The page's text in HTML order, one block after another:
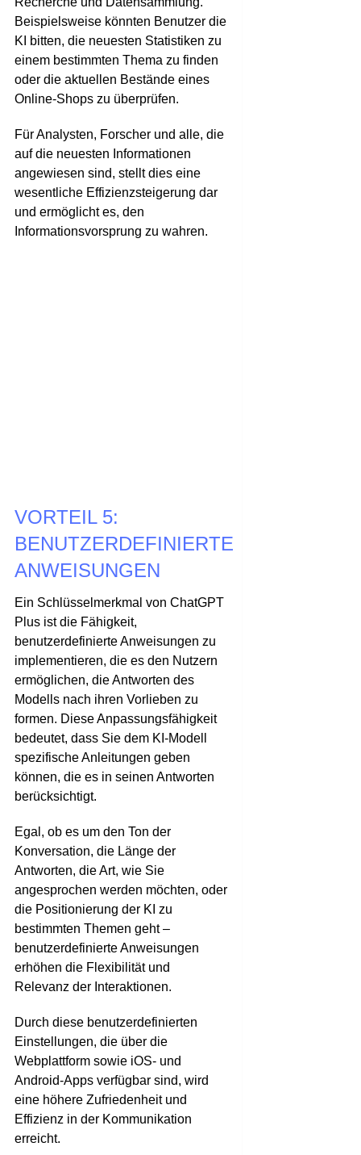
Beispielsweise könnten Benutzer die
KI bitten, die neuesten Statistiken zu
einem bestimmten Thema zu finden
oder die aktuellen Bestände eines
Online-Shops zu überprüfen.
Für Analysten, Forscher und alle, die
auf die neuesten Informationen
angewiesen sind, stellt dies eine
wesentliche Effizienzsteigerung dar
und ermöglicht es, den
Informationsvorsprung zu wahren.
VORTEIL 5:
BENUTZERDEFINIERTE
ANWEISUNGEN
Ein Schlüsselmerkmal von ChatGPT
Plus ist die Fähigkeit,
benutzerdefinierte Anweisungen zu
implementieren, die es den Nutzern
ermöglichen, die Antworten des
Modells nach ihren Vorlieben zu
formen. Diese Anpassungsfähigkeit
bedeutet, dass Sie dem KI-Modell
spezifische Anleitungen geben
können, die es in seinen Antworten
berücksichtigt.
Egal, ob es um den Ton der
Konversation, die Länge der
Antworten, die Art, wie Sie
angesprochen werden möchten, oder
die Positionierung der KI zu
bestimmten Themen geht –
benutzerdefinierte Anweisungen
erhöhen die Flexibilität und
Relevanz der Interaktionen.
Durch diese benutzerdefinierten
Einstellungen, die über die
Webplattform sowie iOS- und
Android-Apps verfügbar sind, wird
eine höhere Zufriedenheit und
Effizienz in der Kommunikation
erreicht.